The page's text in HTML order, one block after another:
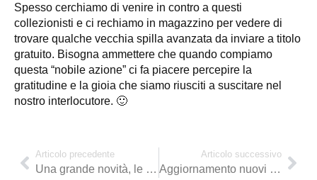
Spesso cerchiamo di venire in contro a questi
collezionisti e ci rechiamo in magazzino per vedere di
trovare qualche vecchia spilla avanzata da inviare a titolo
gratuito. Bisogna ammettere che quando compiamo
questa “nobile azione” ci fa piacere percepire la
gratitudine e la gioia che siamo riusciti a suscitare nel
nostro interlocutore. 🙂
Articolo precedente
Una grande novità, le spille in PVC
Articolo successivo
Aggiornamento nuovi prodotti fine 2018